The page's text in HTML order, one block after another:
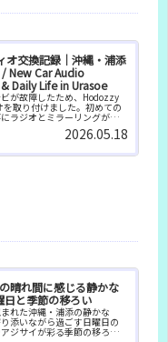
オ交換記録｜沖縄・浦添
/ New Car Audio
Daily Life in Urasoe
が故障したため、Hodozzy
を取り付けました。初めての
ラジオとミラーリングが使
い取り付け内容は別記事にま
2026.05.18
晴れ間に感じる静かな
日と季節の移ろい
れた沖縄・浦添の静かな
添いながら過ごす日曜日の
ジサイが彩る季節の移ろい